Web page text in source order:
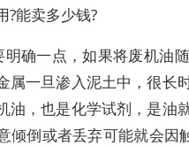
?能卖多少钱?
明确一点，如果将废机油
属一旦渗入泥土中，很长
油，也是化学试剂，是油
倾倒或者丢弃可能就会因